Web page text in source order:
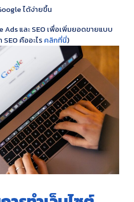
ได้ง่ายขึ้น
Ads และ SEO เพื่อเพิ่มยอดขายแบบ
คืออะไร คลิกที่นี่)